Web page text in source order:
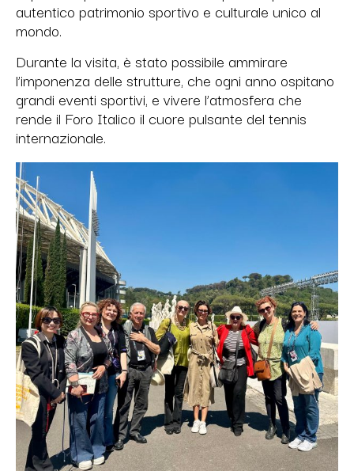
autentico patrimonio sportivo e culturale unico al
mondo.
Durante la visita, è stato possibile ammirare
l’imponenza delle strutture, che ogni anno ospitano
grandi eventi sportivi, e vivere l’atmosfera che
rende il Foro Italico il cuore pulsante del tennis
internazionale.